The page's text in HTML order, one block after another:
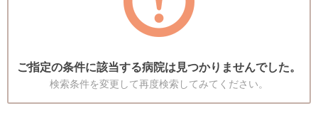
ご指定の条件に該当する病院は見つかりませんでした。
検索条件を変更して再度検索してみてください。